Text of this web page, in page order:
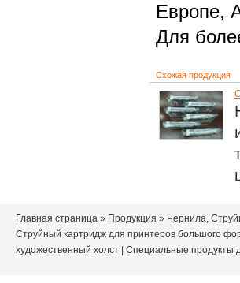
Европе,
Для
Схожая продукция
Главная страница » Продукция » Чернила,
Струйный картридж для принтеров большого
художественный холст
Специальные продукты